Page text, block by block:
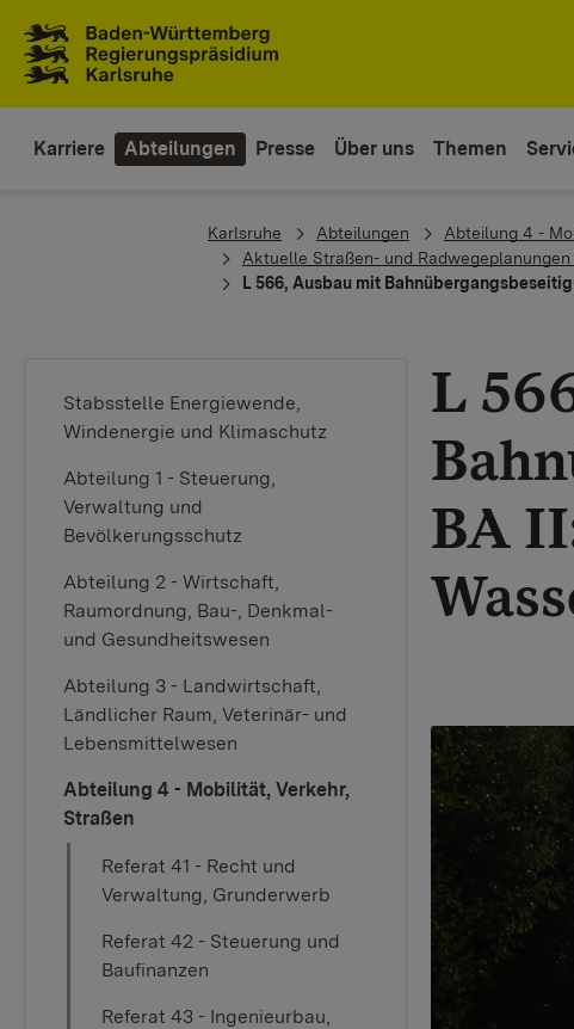
Karriere Abteilungen Presse Über uns Themen
You are here:
Karlsruhe Abteilungen Abteilung 4 -
Aktuelle Straßen- und
L 566, Ausbau mit
Stabsstelle Energiewende,
Windenergie und Klimaschutz
Abteilung 1 - Steuerung,
Verwaltung und
Bevölkerungsschutz
Abteilung 2 - Wirtschaft,
Raumordnung, Bau-, Denkmal-
und Gesundheitswesen
Abteilung 3 - Landwirtschaft,
Ländlicher Raum, Veterinär- und
Lebensmittelwesen
Abteilung 4 - Mobilität, Verkehr,
Straßen
Referat 41 - Recht und
Verwaltung, Grunderwerb
Referat 42 - Steuerung und
Baufinanzen
Referat 43 - Ingenieurbau,
L
BA